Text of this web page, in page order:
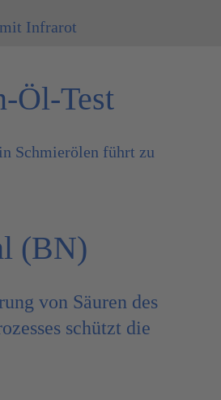
Infrarot
Öl-Test
Schmierölen führt zu
(BN)
von Säuren des
schützt die